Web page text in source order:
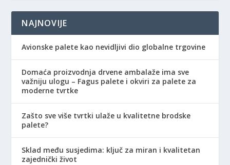
NAJNOVIJE
Avionske palete kao nevidljivi dio globalne trgovine
Domaća proizvodnja drvene ambalaže ima sve
važniju ulogu – Fagus palete i okviri za palete za
moderne tvrtke
Zašto sve više tvrtki ulaže u kvalitetne brodske
palete?
Sklad među susjedima: ključ za miran i kvalitetan
zajednički život